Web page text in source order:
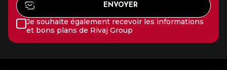
Je souhaite également recevoir les informations
et bons plans de Rivaj Group